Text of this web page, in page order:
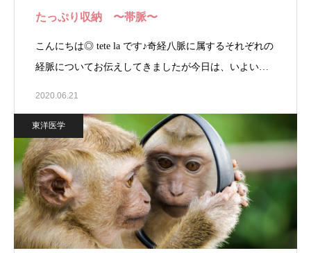
たっぷり収納 〜帯脈〜
こんにちは◎ tete la です♪奇経八脈に属するそれぞれの
経脈についてお伝えしてきましたが今日は、いよい…
2020.06.21
東洋医学